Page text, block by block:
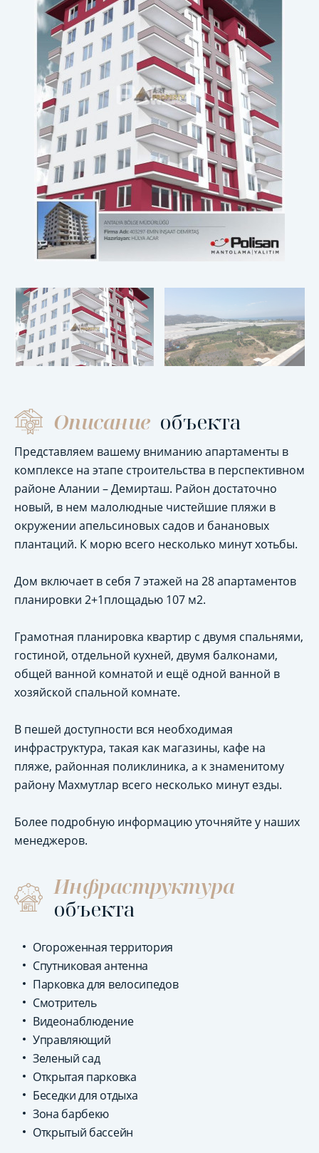
Описание объекта
Представляем вашему вниманию апартаменты в
комплексе на этапе строительства в перспективном
районе Алании – Демирташ. Район достаточно
новый, в нем малолюдные чистейшие пляжи в
окружении апельсиновых садов и банановых
плантаций. К морю всего несколько минут хотьбы.
Дом включает в себя 7 этажей на 28 апартаментов
планировки 2+1площадью 107 м2.
Грамотная планировка квартир с двумя спальнями,
гостиной, отдельной кухней, двумя балконами,
общей ванной комнатой и ещё одной ванной в
хозяйской спальной комнате.
В пешей доступности вся необходимая
инфраструктура, такая как магазины, кафе на
пляже, районная поликлиника, а к знаменитому
району Махмутлар всего несколько минут езды.
Более подробную информацию уточняйте у наших
менеджеров.
Инфраструктура
объекта
Огороженная территория
Спутниковая антенна
Парковка для велосипедов
Смотритель
Видеонаблюдение
Управляющий
Зеленый сад
Открытая парковка
Беседки для отдыха
Зона барбекю
Открытый бассейн